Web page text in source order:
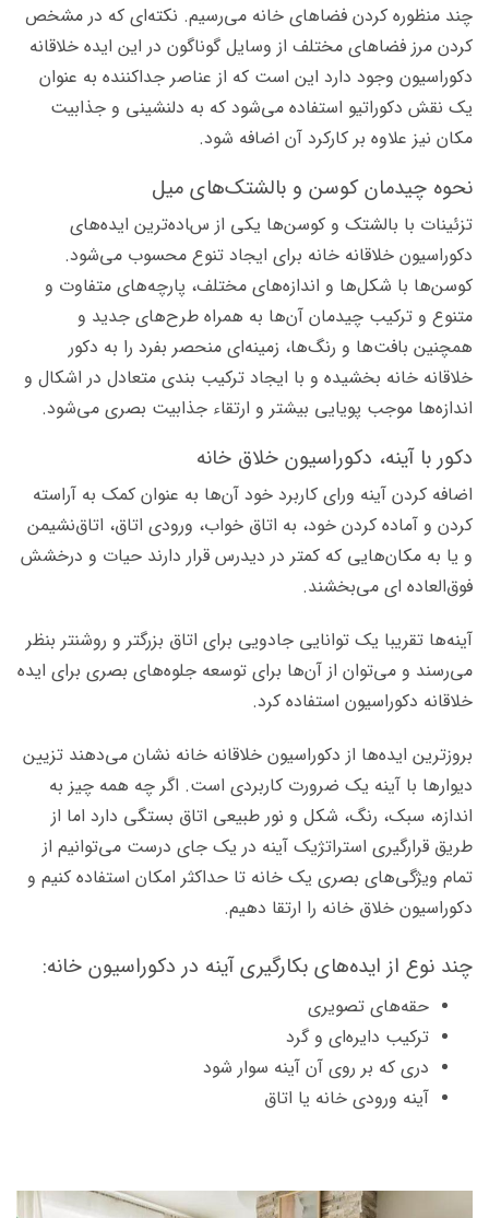
چند منظوره کردن فضاهای خانه می‌­رسیم. نکته‌­ای که در مشخص
کردن مرز فضاهای مختلف از وسایل گوناگون در این ایده خلاقانه
دکوراسیون وجود دارد این است که از عناصر جداکننده به عنوان
یک نقش دکوراتیو استفاده می‌شود که به دلنشینی و جذابیت
مکان نیز علاوه بر کارکرد آن اضافه شود.
نحوه چیدمان کوسن و بالشتک‌های میل
تزئینات با بالشتک و کوسن‌ها یکی از ساده‌ترین ایده­‌های
دکوراسیون خلاقانه خانه برای ایجاد تنوع محسوب می‌شود.
کوسن‌ها با شکل‌­ها و اندازه­‌های مختلف، پارچه‌­های متفاوت و
متنوع و ترکیب چیدمان آن­‌ها به همراه طرح‌­های جدید و
همچنین بافت‌ها و رنگ‌ها، زمینه‌ای منحصر بفرد را به دکور
خلاقانه خانه بخشیده و با ایجاد ترکیب بندی متعادل­ در اشکال و
اندازه‌­ها موجب پویایی بیشتر و ارتقاء جذابیت بصری می‌­شود.­
دکور با آینه، دکوراسیون خلاق خانه
اضافه کردن آینه ورای کاربرد خود آن‌­ها به عنوان کمک به آراسته
کردن و آماده کردن خود، به اتاق خواب، ورودی اتاق، اتاق‌نشیمن
و یا به مکان­‌هایی که کمتر در دیدرس قرار دارند حیات و درخشش
فوق‌­العاده ای می­‌بخشند.
آینه­‌ها تقریبا یک توانایی جادویی برای اتاق بزرگ­تر و روشن­تر بنظر
می‌­رسند و می‌­توان از آن­‌ها برای توسعه جلوه­‌های بصری برای ایده
خلاقانه دکوراسیون استفاده کرد.
بروز­ترین ایده‌­ها از دکوراسیون خلاقانه خانه نشان می‌­دهند تزیین
دیوار­ها با آينه یک ضرورت کاربردی است. اگر چه همه چیز به
اندازه، سبک، رنگ، شکل و نور طبیعی اتاق بستگی دارد اما از
طریق قرارگیری استراتژیک آینه در یک جای درست می‌توانیم از
تمام ویژگی‌های بصری یک خانه تا حداکثر امکان استفاده کنیم و
دکوراسیون خلاق خانه را ارتقا دهیم.
چند نوع از ایده‌­های بکارگیری آینه در دکوراسیون خانه:
حقه‌های تصویری
ترکیب دایره‌­ای و گرد
دری که بر روی آن آینه سوار شود
آینه ورودی خانه یا اتاق